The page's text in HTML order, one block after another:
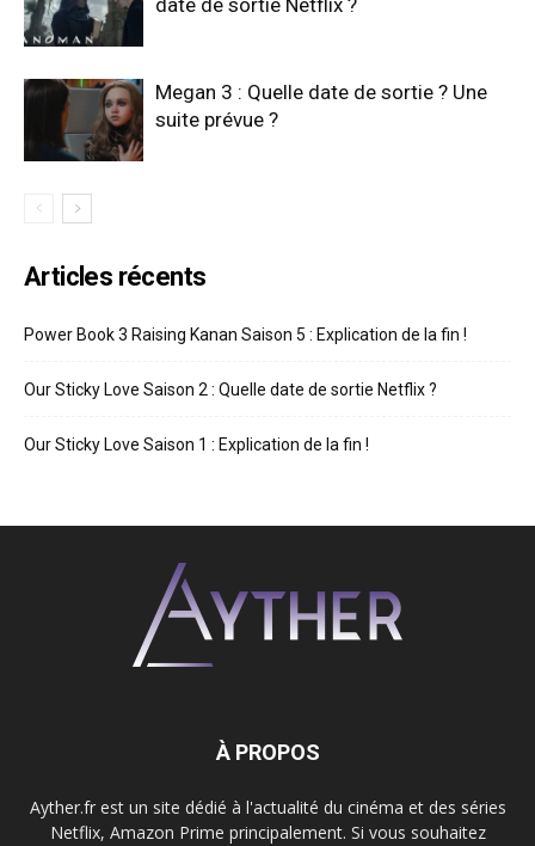
Megan 3 : Quelle date de sortie ? Une
suite prévue ?
Articles récents
Power Book 3 Raising Kanan Saison 5 : Explication de la fin !
Our Sticky Love Saison 2 : Quelle date de sortie Netflix ?
Our Sticky Love Saison 1 : Explication de la fin !
À PROPOS
Ayther.fr est un site dédié à l'actualité du cinéma et des séries
Netflix, Amazon Prime principalement. Si vous souhaitez